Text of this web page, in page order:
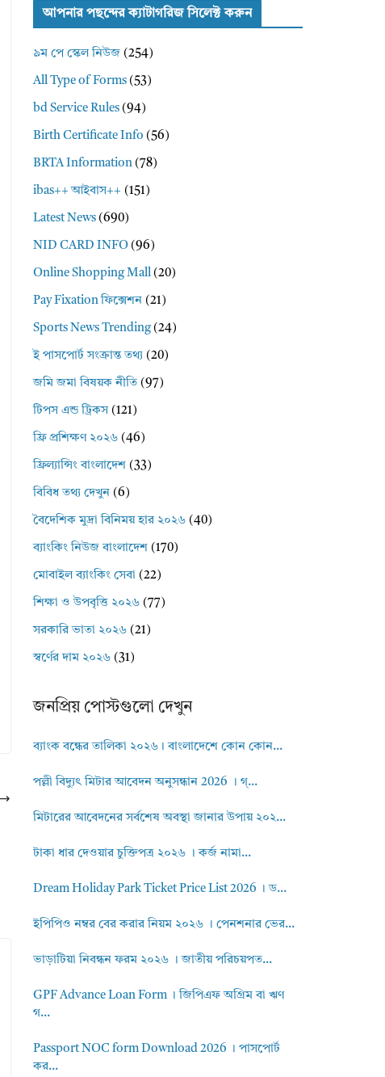
আপনার পছন্দের ক্যাটাগরিজ সিলেক্ট করুন
৯ম পে স্কেল নিউজ (254)
All Type of Forms (53)
bd Service Rules (94)
Birth Certificate Info (56)
BRTA Information (78)
ibas++ আইবাস++ (151)
Latest News (690)
NID CARD INFO (96)
Online Shopping Mall (20)
Pay Fixation ফিক্সেশন (21)
Sports News Trending(24)
ই পাসপোর্ট সংক্রান্ত তথ্য (20)
জমি জমা বিষয়ক নীতি (97)
টিপস এন্ড ট্রিকস (121)
ফ্রি প্রশিক্ষণ ২০২৬ (46)
ফ্রিল্যান্সিং বাংলাদেশ (33)
বিবিধ তথ্য দেখুন (6)
বৈদেশিক মুদ্রা বিনিময় হার ২০২৬ (40)
ব্যাংকিং নিউজ বাংলাদেশ (170)
মোবাইল ব্যাংকিং সেবা (22)
শিক্ষা ও উপবৃত্তি ২০২৬ (77)
সরকারি ভাতা ২০২৬ (21)
স্বর্ণের দাম ২০২৬ (31)
জনপ্রিয় পোস্টগুলো দেখুন
ব্যাংক বন্ধের তালিকা ২০২৬। বাংলাদেশে কোন কোন...
পল্লী বিদ্যুৎ মিটার আবেদন অনুসন্ধান 2026 । গ্...
মিটারের আবেদনের সর্বশেষ অবস্থা জানার উপায় ২০২...
টাকা ধার দেওয়ার চুক্তিপত্র ২০২৬ । কর্জ নামা...
Dream Holiday Park Ticket Price List 2026 । ড...
ইপিপিও নম্বর বের করার নিয়ম ২০২৬ । পেনশনার ভের...
ভাড়াটিয়া নিবন্ধন ফরম ২০২৬ । জাতীয় পরিচয়পত...
GPF Advance Loan Form । জিপিএফ অগ্রিম বা ঋণ
গ...
Passport NOC form Download 2026 । পাসপোর্ট
কর...